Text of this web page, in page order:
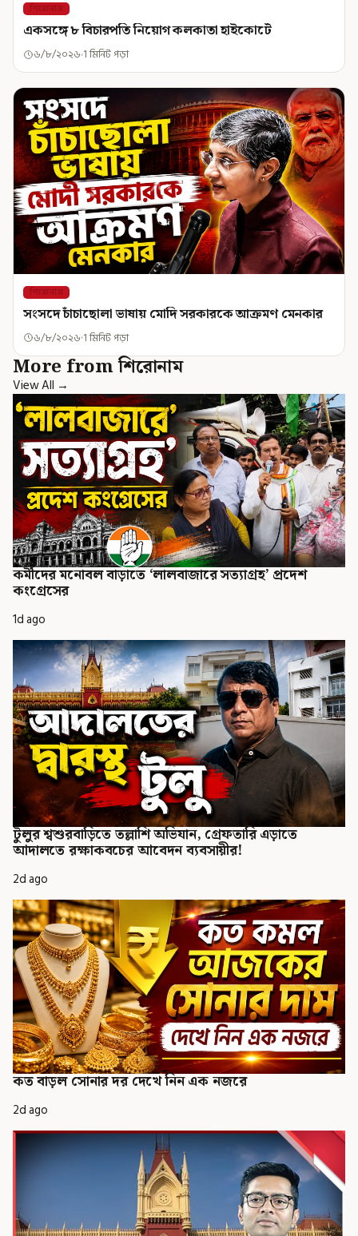
শিরোনাম
একসঙ্গে ৮ বিচারপতি নিয়োগ কলকাতা হাইকোর্টে
৬/৮/২০২৬ 1 মিনিট পড়া
শিরোনাম
সংসদে চাঁচাছোলা ভাষায় মোদি সরকারকে আক্রমণ মেনকার
৬/৮/২০২৬ 1 মিনিট পড়া
More from শিরোনাম
View All →
কর্মীদের মনোবল বাড়াতে ‘লালবাজারে সত্যাগ্রহ’ প্রদেশ
কংগ্রেসের
1d ago
টুলুর শ্বশুরবাড়িতে তল্লাশি অভিযান, গ্রেফতারি এড়াতে
আদালতে রক্ষাকবচের আবেদন ব্যবসায়ীর!
2d ago
কত বাড়ল সোনার দর দেখে নিন এক নজরে
2d ago